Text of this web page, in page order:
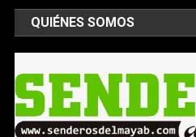
QUIÉNES SOMOS